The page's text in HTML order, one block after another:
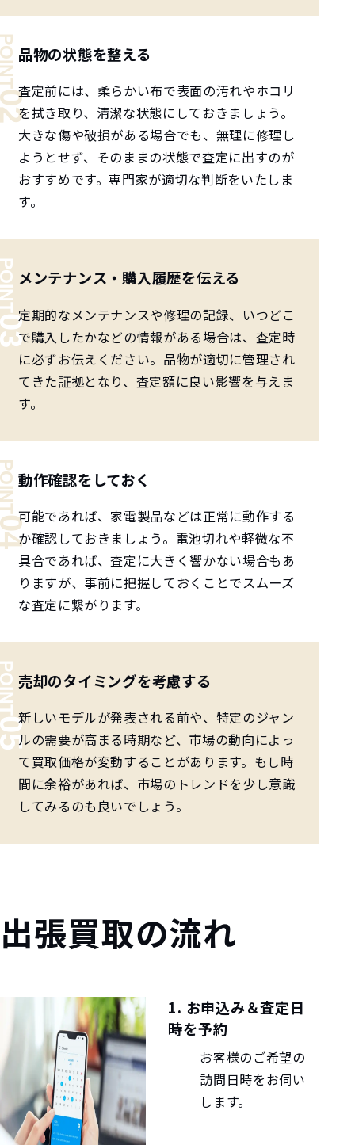
品物の状態を整える
査定前には、柔らかい布で表面の汚れやホコリ
を拭き取り、清潔な状態にしておきましょう。
大きな傷や破損がある場合でも、無理に修理し
ようとせず、そのままの状態で査定に出すのが
おすすめです。専門家が適切な判断をいたしま
す。
メンテナンス・購入履歴を伝える
定期的なメンテナンスや修理の記録、いつどこ
で購入したかなどの情報がある場合は、査定時
に必ずお伝えください。品物が適切に管理され
てきた証拠となり、査定額に良い影響を与えま
す。
動作確認をしておく
可能であれば、家電製品などは正常に動作する
か確認しておきましょう。電池切れや軽微な不
具合であれば、査定に大きく響かない場合もあ
りますが、事前に把握しておくことでスムーズ
な査定に繋がります。
売却のタイミングを考慮する
新しいモデルが発表される前や、特定のジャン
ルの需要が高まる時期など、市場の動向によっ
て買取価格が変動することがあります。もし時
間に余裕があれば、市場のトレンドを少し意識
してみるのも良いでしょう。
出張買取の流れ
1. お申込み＆査定日
時を予約
お客様のご希望の
訪問日時をお伺い
します。